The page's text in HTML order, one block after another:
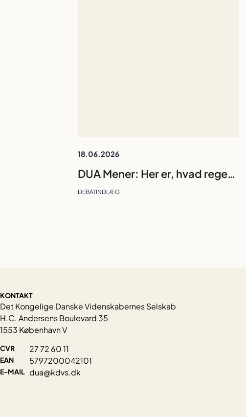
18.06.2026
DUA Mener: Her er, hvad regeringen tidligere har foreslået på forskningsområdet. Nu skal de holde ord
DEBATINDLÆG
KONTAKT
Det Kongelige Danske Videnskabernes Selskab
H.C. Andersens Boulevard 35
1553 København V
CVR 27 72 60 11
EAN 5797200042101
E-MAIL dua@kdvs.dk